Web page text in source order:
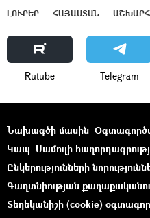
ԼՈՒՐԵՐ ՀԱՅԱՍՏԱՆ ԱՇԽԱՐՀ
Rutube Telegram
Նախագծի մասին
Կապ Մամուլի
Ընկերությունների
Գաղտնիության
Տեղեկանիշի (cookie)